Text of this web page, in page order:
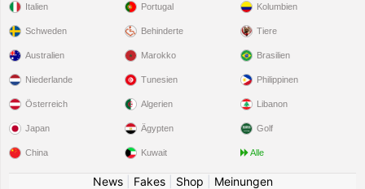
Italien
Schweden
Portugal
Behinderte
Kolumbien
Tiere
Australien
Niederlande
Österreich
Japan
China
Marokko
Tunesien
Algerien
Ägypten
Kuwait
Brasilien
Philippinen
Libanon
Golf
Alle
News| Fakes| Shop
Meinungen